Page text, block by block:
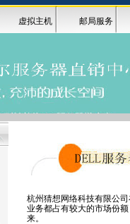
虚拟主机 邮局服务
杭州猜想网络科技有限公
业务都占有较大的市场份
来。